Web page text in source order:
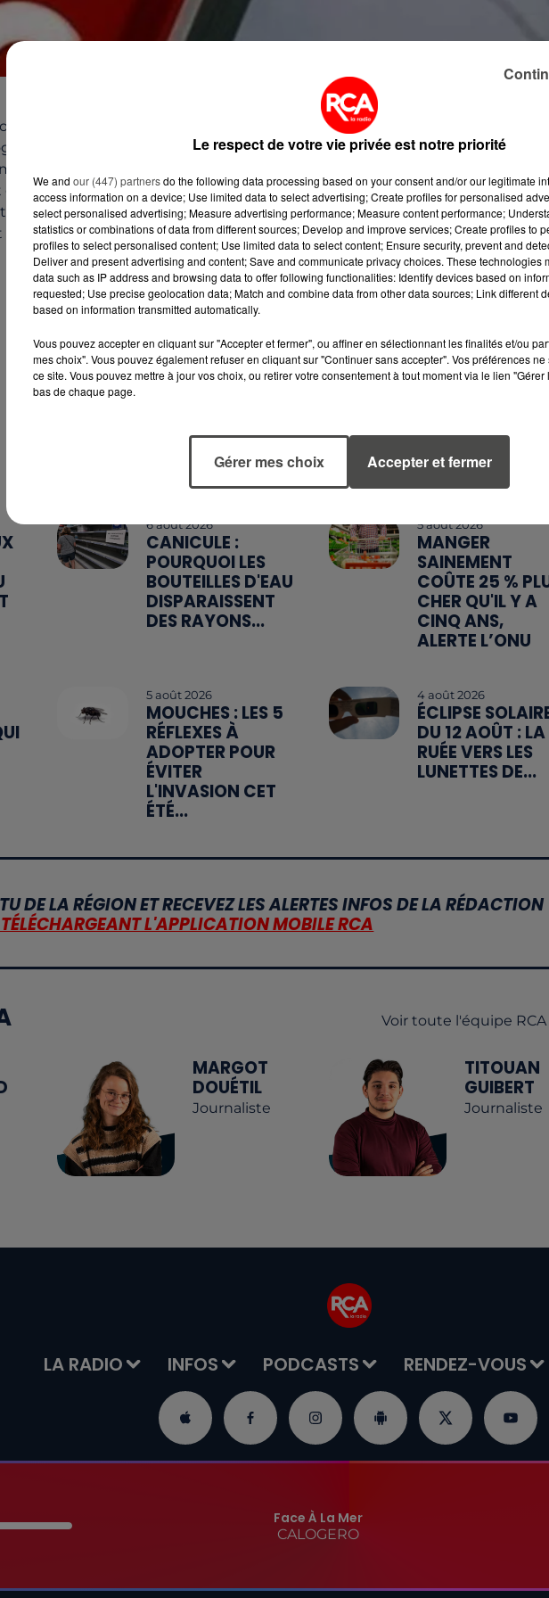
manifesté hier à Paris. Ilsréclament un moratoire sur les prix du tabac.
: la première en juillet ou en octobre et la seconde enjanvier.
parallèle mais aussi lesbraquages de bureaux de tabac. En Loire-
depuis le 1er janvier. Dernier en date, un bureau de tabacde
de mardi à mercredi. Les cambrioleurssont repartis avec 20 000 euros de
étévandalisé le 12 avril.
6 août 2026
CANICULE :
POURQUOI LES
BOUTEILLES D'EAU
DISPARAISSENT
DES RAYONS...
5 août 2026
MANGER
SAINEMENT
COÛTE 25 %
CHER QU'IL Y A
CINQ ANS,
ALERTE L’ONU
5 août 2026
MOUCHES : LES 5
RÉFLEXES À
ADOPTER POUR
ÉVITER
L'INVASION CET
ÉTÉ...
4 août 2026
ÉCLIPSE
DU 12 AOÛT : LA
RUÉE VERS LES
LUNETTES DE...
DE LA RÉGION ET RECEVEZ LES ALERTES INFOS DE LA RÉDACTION
L'APPLICATION MOBILE RCA
Voir toute l'équipe RCA
MARGOT
DOUÉTIL
Journaliste
TITOUAN
GUIBERT
Journaliste
LA RADIO INFOS PODCASTS RENDEZ-VOUS
Face À La Mer
CALOGERO
Le respect de votre vie privée est notre priorité
We and our (447) partnersdo the following data processing based on your consent and/or our legitimate
access information on a device; Use limited data to select advertising; Create profiles for personalised
select personalised advertising; Measure advertising performance; Measure content performance;
statistics or combinations of data from different sources; Develop and improve services; Create profiles to
profiles to select personalised content; Use limited data to select content; Ensure security, prevent and
Deliver and present advertising and content; Save and communicate privacy choices. These technologies
data such as IP address and browsing data to offer following functionalities: Identify devices based on
requested; Use precise geolocation data; Match and combine data from other data sources; Link different
based on information transmitted automatically.
Vous pouvez accepter en cliquant sur "Accepter et fermer", ou affiner en sélectionnant les finalités et/ou
mes choix". Vous pouvez également refuser en cliquant sur "Continuer sans accepter". Vos préférences
ce site. Vous pouvez mettre à jour vos choix, ou retirer votre consentement à tout moment via le lien
bas de chaque page.
Gérer mes choix Accepter et fermer